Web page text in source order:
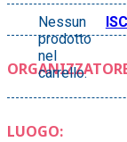
Nessun
prodotto
nel
carrello.
LUOGO: